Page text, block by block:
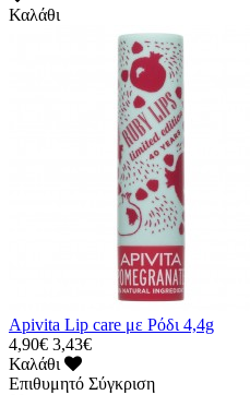
Καλάθι
Apivita Lip care με Ρόδι 4,4g
4,90€ 3,43€
Καλάθι
Επιθυμητό Σύγκριση